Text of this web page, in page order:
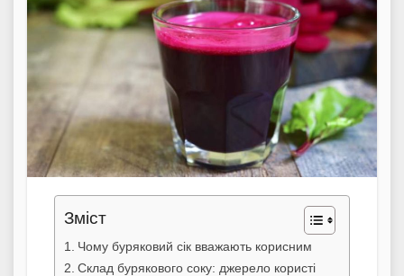
Зміст
Чому буряковий сік вважають корисним
Склад бурякового соку: джерело користі